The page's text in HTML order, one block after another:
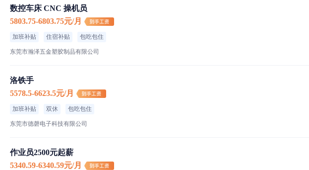
数控车床 CNC 操机员
5803.75-6803.75元/月
加班补贴 住宿补贴 包吃包住
东莞市瀚泽五金塑胶制品有限公司
洛铁手
5578.5-6623.5元/月
加班补贴 双休 包吃包住
东莞市德磬电子科技有限公司
作业员2500元起薪
5340.59-6340.59元/月